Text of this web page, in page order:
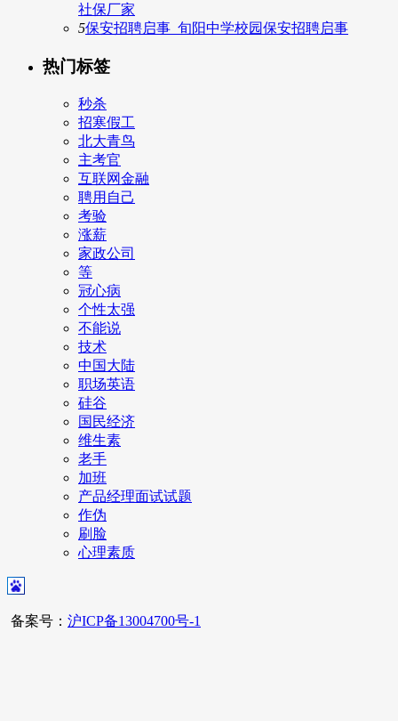
社保厂家
5保安招聘启事_旬阳中学校园保安招聘启事
热门标签
秒杀
招寒假工
北大青鸟
主考官
互联网金融
聘用自己
考验
涨薪
家政公司
等
冠心病
个性太强
不能说
技术
中国大陆
职场英语
硅谷
国民经济
维生素
老手
加班
产品经理面试试题
作伪
刷脸
心理素质
备案号： 沪ICP备13004700号-1